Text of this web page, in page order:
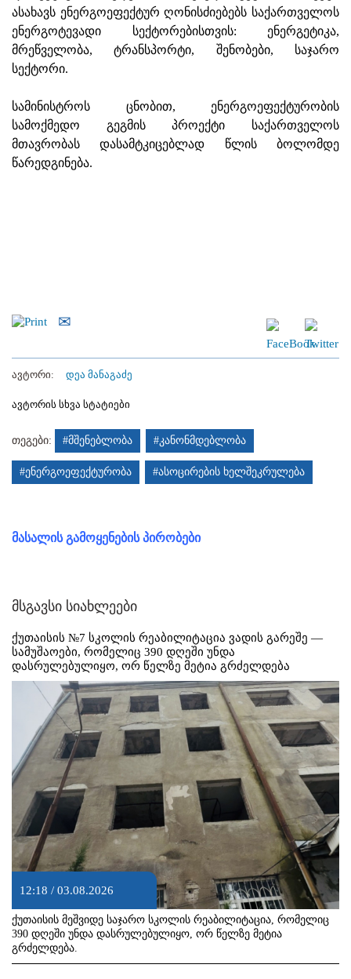
ასახავს ენერგოეფექტურ ღონისძიებებს საქართველოს
ენერგოტევადი სექტორებისთვის: ენერგეტიკა,
მრეწველობა, ტრანსპორტი, შენობები, საჯარო
სექტორი.
სამინისტროს ცნობით, ენერგოეფექტურობის
სამოქმედო გეგმის პროექტი საქართველოს
მთავრობას დასამტკიცებლად წლის ბოლომდე
წარედგინება.
ავტორი: დეა მანაგაძე
ავტორის სხვა სტატიები
თეგები: #მშენებლობა #კანონმდებლობა
#ენერგოეფექტურობა #ასოცირების ხელშეკრულება
მასალის გამოყენების პირობები
მსგავსი სიახლეები
ქუთაისის №7 სკოლის რეაბილიტაცია ვადის გარეშე —
სამუშაოები, რომელიც 390 დღეში უნდა
დასრულებულიყო, ორ წელზე მეტია გრძელდება
12:18 / 03.08.2026
ქუთაისის მეშვიდე საჯარო სკოლის რეაბილიტაცია, რომელიც
390 დღეში უნდა დასრულებულიყო, ორ წელზე მეტია
გრძელდება.